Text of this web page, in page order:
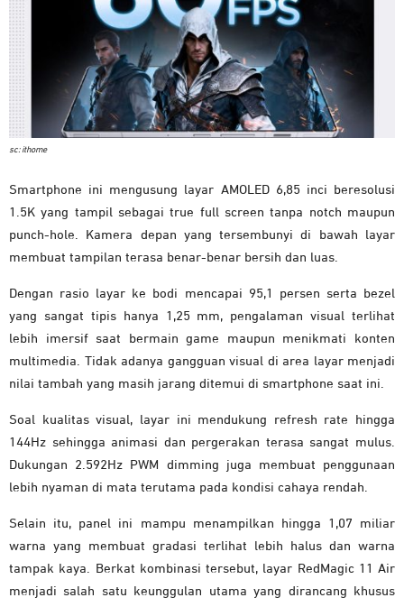
sc: ithome
Smartphone ini mengusung layar AMOLED 6,85 inci beresolusi
1.5K yang tampil sebagai true full screen tanpa notch maupun
punch-hole. Kamera depan yang tersembunyi di bawah layar
membuat tampilan terasa benar-benar bersih dan luas.
Dengan rasio layar ke bodi mencapai 95,1 persen serta bezel
yang sangat tipis hanya 1,25 mm, pengalaman visual terlihat
lebih imersif saat bermain game maupun menikmati konten
multimedia. Tidak adanya gangguan visual di area layar menjadi
nilai tambah yang masih jarang ditemui di smartphone saat ini.
Soal kualitas visual, layar ini mendukung refresh rate hingga
144Hz sehingga animasi dan pergerakan terasa sangat mulus.
Dukungan 2.592Hz PWM dimming juga membuat penggunaan
lebih nyaman di mata terutama pada kondisi cahaya rendah.
Selain itu, panel ini mampu menampilkan hingga 1,07 miliar
warna yang membuat gradasi terlihat lebih halus dan warna
tampak kaya. Berkat kombinasi tersebut, layar RedMagic 11 Air
menjadi salah satu keunggulan utama yang dirancang khusus